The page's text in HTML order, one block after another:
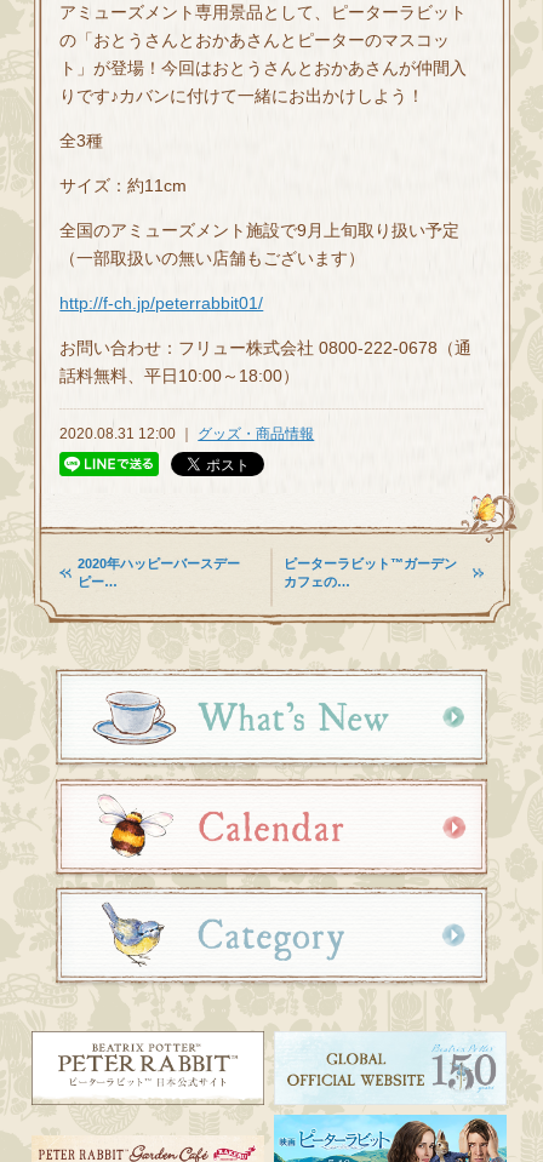
アミューズメント専用景品として、ピーターラビット
の「おとうさんとおかあさんとピーターのマスコッ
ト」が登場！今回はおとうさんとおかあさんが仲間入
りです♪カバンに付けて一緒にお出かけしよう！
全3種
サイズ：約11cm
全国のアミューズメント施設で9月上旬取り扱い予定
（一部取扱いの無い店舗もございます）
http://f-ch.jp/peterrabbit01/
お問い合わせ：フリュー株式会社 0800-222-0678（通
話料無料、平日10:00～18:00）
2020.08.31 12:00 ｜ グッズ・商品情報
2020年ハッピーバースデー
ピー…
ピーターラビット™ガーデン
カフェの…